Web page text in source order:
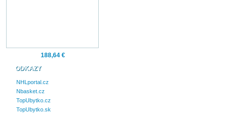
188,64 €
ODKAZY
NHLportal.cz
Nbasket.cz
TopUbytko.cz
TopUbytko.sk